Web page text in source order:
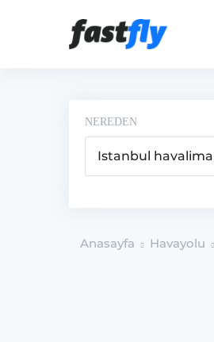
NEREDEN
Anasayfa Havayolu